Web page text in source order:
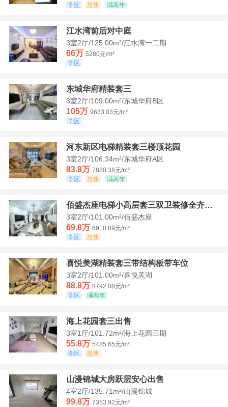
学区
急售 满两年
江水湾前后对中庭
3室2厅/125.00m²/江水湾一二期
66万 5280元/m²
学区
东城华府精装套三
3室2厅/109.00m²/东城华府B区
105万 9633.03元/m²
学区
河东新区电梯精装套三楼顶花园
3室2厅/106.34m²/东城华府A区
83.8万 7880.38元/m²
学区
急售 满两年
佰盛杰座电梯小高层套三双卫装修全齐诚意出售
3室2厅/101.00m²/佰盛杰座
69.8万 6910.89元/m²
学区
急售
喜悦美湖精装套三带结构板带车位
3室2厅/101.00m²/喜悦美湖
88.8万 8792.08元/m²
学区
满两年
海上花园套三出售
3室1厅/101.72m²/海上花园三期
55.8万 5485.65元/m²
学区
急售
山漫锦城大房跃层安心出售
4室2厅/135.71m²/山漫锦城
99.8万 7353.92元/m²